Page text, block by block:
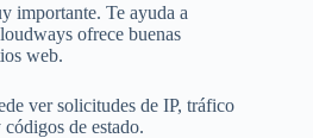
importante. Te ayuda a
ofrece buenas
web.
ver solicitudes de IP, tráfico
de estado.